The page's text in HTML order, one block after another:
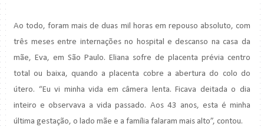
Ao todo, foram mais de duas mil horas em repouso absoluto, com
três meses entre internações no hospital e descanso na casa da
mãe, Eva, em São Paulo. Eliana sofre de placenta prévia centro
total ou baixa, quando a placenta cobre a abertura do colo do
útero. “Eu vi minha vida em câmera lenta. Ficava deitada o dia
inteiro e observava a vida passado. Aos 43 anos, esta é minha
última gestação, o lado mãe e a família falaram mais alto”, contou.